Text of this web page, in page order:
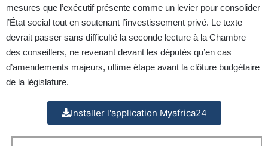
mesures que l’exécutif présente comme un levier pour consolider
l’État social tout en soutenant l’investissement privé. Le texte
devrait passer sans difficulté la seconde lecture à la Chambre
des conseillers, ne revenant devant les députés qu’en cas
d’amendements majeurs, ultime étape avant la clôture budgétaire
de la législature.
Installer l'application Myafrica24